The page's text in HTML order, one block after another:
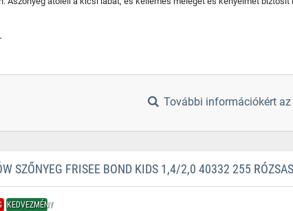
További információkért
SZŐNYEG FRISEE BOND KIDS 1,4/2,0 40332 255
KEDVEZMÉNY